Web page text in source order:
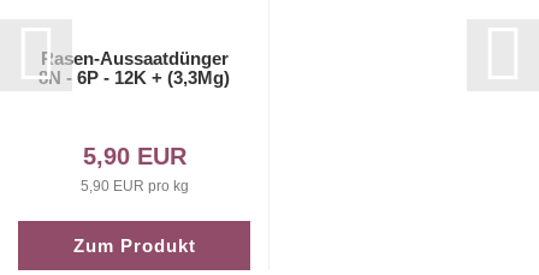
Rasen-Aussaatdünger
8N - 6P - 12K + (3,3Mg)
5,90 EUR
5,90 EUR pro kg
Zum Produkt